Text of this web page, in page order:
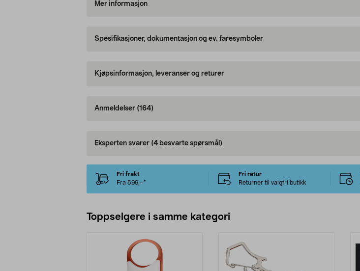
Mer informasjon
Spesifikasjoner, dokumentasjon og ev. faresymboler
Kjøpsinformasjon, leveranser og returer
Anmeldelser (164)
Eksperten svarer (4 besvarte spørsmål)
Fri frakt
Fra 599,–*
Fri retur
Returner til valgfri butikk
Toppselgere i samme kategori